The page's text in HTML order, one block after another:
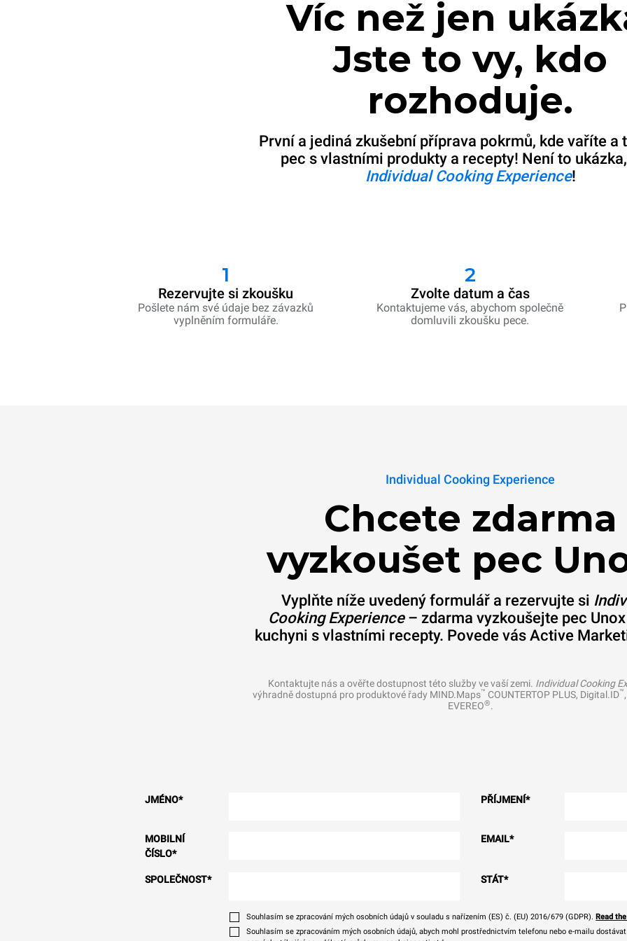
Víc než jen
Jste to vy, kdo
rozhoduje.
První a jediná zkušební příprava pokrmů, kde vaříte a
pec s vlastními produkty a recepty! Není to
Individual Cooking Experience!
1
Rezervujte si zkoušku
Pošlete nám své údaje bez závazků
vyplněním formuláře.
2
Zvolte datum a čas
Kontaktujeme vás, abychom společně
domluvili zkoušku pece.
Individual Cooking Experience
Chcete zdarma
vyzkoušet pec
Vyplňte níže uvedený formulář a rezervujte si
Cooking Experience– zdarma vyzkoušejte pec
kuchyni s vlastními recepty. Povede vás Active
Kontaktujte nás a ověřte dostupnost této služby ve vaší zemi. Individual Cooking
výhradně dostupná pro produktové řady MIND.Maps™ COUNTERTOP PLUS, Digital.ID™
EVEREO®.
JMÉNO* PŘÍJMENÍ*
MOBILNÍ
ČÍSLO*
EMAIL*
SPOLEČNOST* STÁT*
Souhlasím se zpracování mých osobních údajů v souladu s nařízením (ES) č. (EU) 2016/679 (GDPR). Read
Souhlasím se zpracováním mých osobních údajů, abych mohl prostřednictvím telefonu nebo e-mailu